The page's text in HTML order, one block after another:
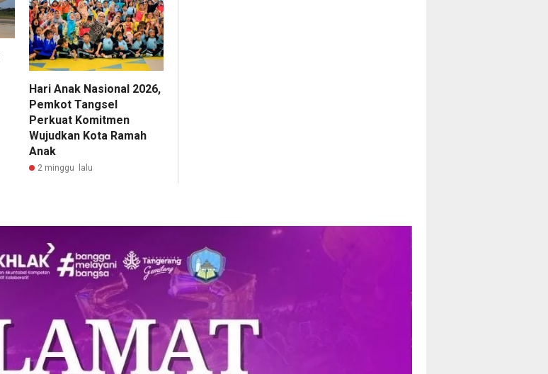
Hari Anak Nasional 2026,
Pemkot Tangsel
Perkuat Komitmen
Wujudkan Kota Ramah
Anak
2 minggu lalu